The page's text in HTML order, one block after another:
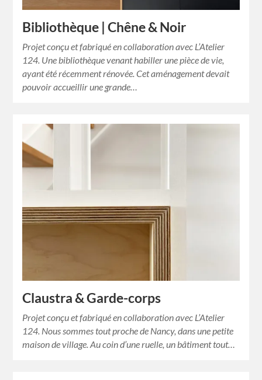
Bibliothèque | Chêne & Noir
Projet conçu et fabriqué en collaboration avec L’Atelier
124. Une bibliothèque venant habiller une pièce de vie,
ayant été récemment rénovée. Cet aménagement devait
pouvoir accueillir une grande…
Claustra & Garde-corps
Projet conçu et fabriqué en collaboration avec L’Atelier
124. Nous sommes tout proche de Nancy, dans une petite
maison de village. Au coin d’une ruelle, un bâtiment tout…